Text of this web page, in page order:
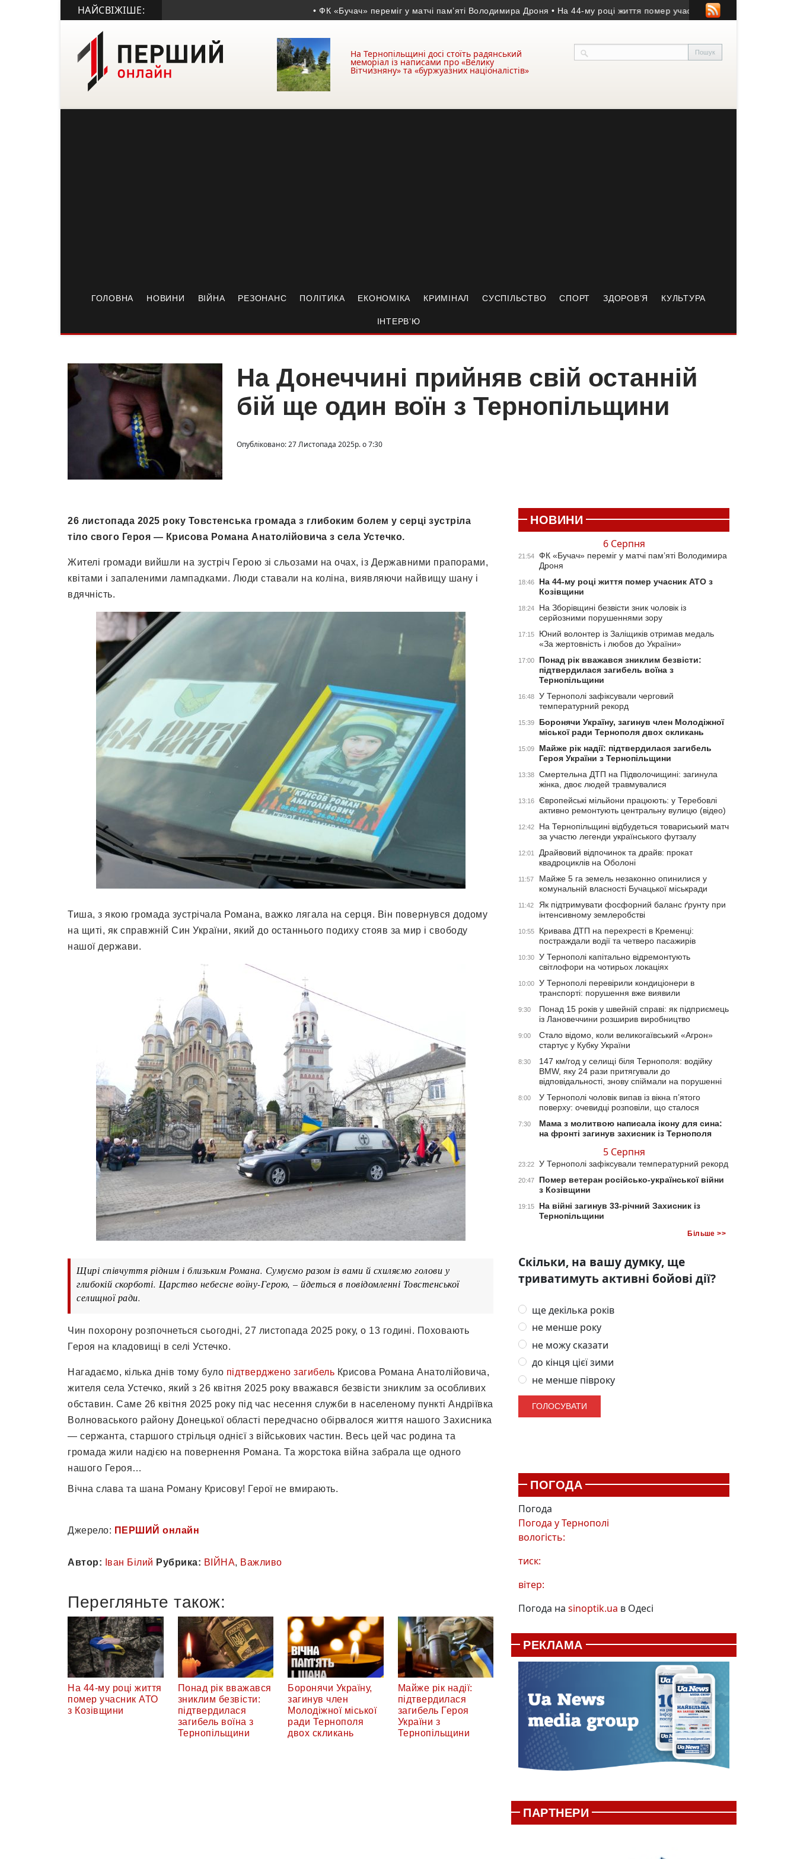
НАЙСВІЖІШЕ: • ФК «Бучач» переміг у матчі пам’яті Володимира Дроня • На 44-му році життя помер учасник АТО з Козівщини
На Тернопільщині досі стоїть радянський
меморіал із написами про «Велику
Вітчизняну» та «буржуазних націоналістів»
ГОЛОВНА НОВИНИ ВІЙНА РЕЗОНАНС ПОЛІТИКА ЕКОНОМІКА КРИМІНАЛ СУСПІЛЬСТВО СПОРТ ЗДОРОВ’Я КУЛЬТУРА
ІНТЕРВ’Ю
На Донеччині прийняв свій останній
бій ще один воїн з Тернопільщини
Опубліковано: 27 Листопада 2025р. о 7:30
26 листопада 2025 року Товстенська громада з глибоким болем у серці зустріла
тіло свого Героя — Крисова Романа Анатолійовича з села Устечко.
Жителі громади вийшли на зустріч Герою зі сльозами на очах, із Державними прапорами,
квітами і запаленими лампадками. Люди ставали на коліна, виявляючи найвищу шану і
вдячність.
Тиша, з якою громада зустрічала Романа, важко лягала на серця. Він повернувся додому
на щиті, як справжній Син України, який до останнього подиху стояв за мир і свободу
нашої держави.
Щирі співчуття рідним і близьким Романа. Сумуємо разом із вами й схиляємо голови у
глибокій скорботі. Царство небесне воїну-Герою, – йдеться в повідомленні Товстенської
селищної ради.
Чин похорону розпочнеться сьогодні, 27 листопада 2025 року, о 13 годині. Поховають
Героя на кладовищі в селі Устечко.
Нагадаємо, кілька днів тому було підтверджено загибель Крисова Романа Анатолійовича,
жителя села Устечко, який з 26 квітня 2025 року вважався безвісти зниклим за особливих
обставин. Саме 26 квітня 2025 року під час несення служби в населеному пункті Андріївка
Волноваського району Донецької області передчасно обірвалося життя нашого Захисника
— сержанта, старшого стрільця однієї з військових частин. Весь цей час родина та
громада жили надією на повернення Романа. Та жорстока війна забрала ще одного
нашого Героя…
Вічна слава та шана Роману Крисову! Герої не вмирають.
Джерело: ПЕРШИЙ онлайн
Автор: Іван Білий Рубрика: ВІЙНА, Важливо
Перегляньте також:
На 44-му році життя
помер учасник АТО
з Козівщини
Понад рік вважався
зниклим безвісти:
підтвердилася
загибель воїна з
Тернопільщини
Боронячи Україну,
загинув член
Молодіжної міської
ради Тернополя
двох скликань
Майже рік надії:
підтвердилася
загибель Героя
України з
Тернопільщини
НОВИНИ
6 Серпня
21:54
ФК «Бучач» переміг у матчі пам’яті Володимира
Дроня
18:46
На 44-му році життя помер учасник АТО з
Козівщини
18:24
На Зборівщині безвісти зник чоловік із
серйозними порушеннями зору
17:15
Юний волонтер із Заліщиків отримав медаль
«За жертовність і любов до України»
17:00
Понад рік вважався зниклим безвісти:
підтвердилася загибель воїна з
Тернопільщини
16:48
У Тернополі зафіксували черговий
температурний рекорд
15:39
Боронячи Україну, загинув член Молодіжної
міської ради Тернополя двох скликань
15:09
Майже рік надії: підтвердилася загибель
Героя України з Тернопільщини
13:38
Смертельна ДТП на Підволочищині: загинула
жінка, двоє людей травмувалися
13:16
Європейські мільйони працюють: у Теребовлі
активно ремонтують центральну вулицю (відео)
12:42
На Тернопільщині відбудеться товариський матч
за участю легенди українського футзалу
12:01
Драйвовий відпочинок та драйв: прокат
квадроциклів на Оболоні
11:57
Майже 5 га земель незаконно опинилися у
комунальній власності Бучацької міськради
11:42
Як підтримувати фосфорний баланс ґрунту при
інтенсивному землеробстві
10:55
Кривава ДТП на перехресті в Кременці:
постраждали водії та четверо пасажирів
10:30
У Тернополі капітально відремонтують
світлофори на чотирьох локаціях
10:00
У Тернополі перевірили кондиціонери в
транспорті: порушення вже виявили
9:30
Понад 15 років у швейній справі: як підприємець
із Лановеччини розширив виробництво
9:00
Стало відомо, коли великогаївський «Агрон»
стартує у Кубку України
8:30
147 км/год у селищі біля Тернополя: водійку
BMW, яку 24 рази притягували до
відповідальності, знову спіймали на порушенні
8:00
У Тернополі чоловік випав із вікна п’ятого
поверху: очевидці розповіли, що сталося
7:30
Мама з молитвою написала ікону для сина:
на фронті загинув захисник із Тернополя
5 Серпня
23:22 У Тернополі зафіксували температурний рекорд
20:47
Помер ветеран російсько-української війни
з Козівщини
19:15
На війні загинув 33-річний Захисник із
Тернопільщини
Більше >>
Скільки, на вашу думку, ще
триватимуть активні бойові дії?
ще декілька років
не менше року
не можу сказати
до кінця цієї зими
не менше півроку
ПОГОДА
Погода
Погода уТернополі
вологість:
тиск:
вітер:
Погода на sinoptik.ua в Одесі
РЕКЛАМА
ПАРТНЕРИ